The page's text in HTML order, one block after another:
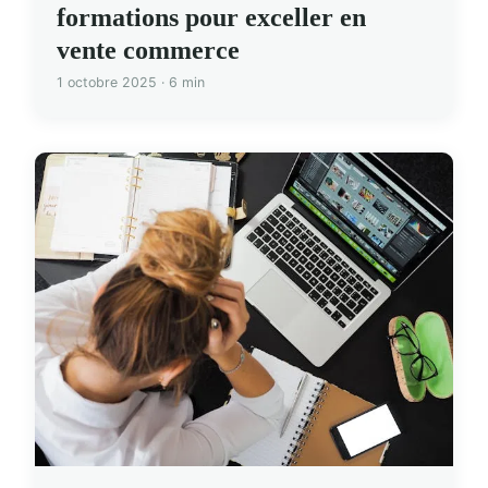
formations pour exceller en
vente commerce
1 octobre 2025 · 6 min